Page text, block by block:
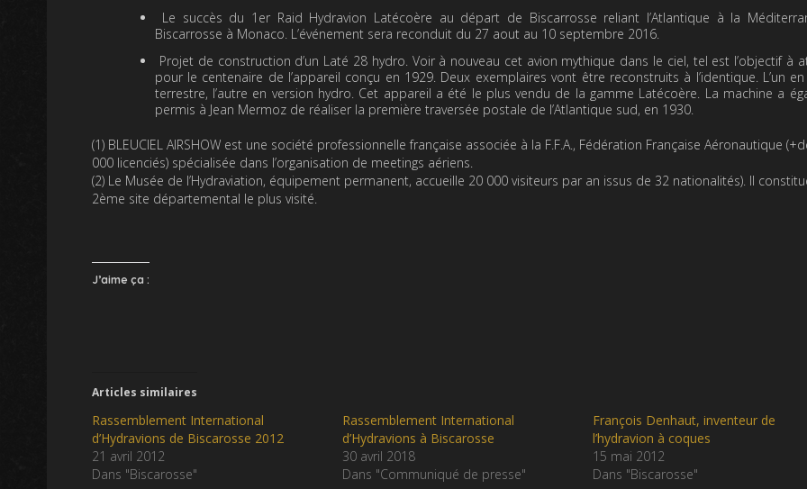
Le succès du 1er Raid Hydravion Latécoère au départ de Biscarrosse reliant l’Atlantique à la
Biscarrosse à Monaco. L’événement sera reconduit du 27 aout au 10 septembre 2016.
Projet de construction d’un Laté 28 hydro. Voir à nouveau cet avion mythique dans le ciel, tel est l’objectif à
pour le centenaire de l’appareil conçu en 1929. Deux exemplaires vont être reconstruits à l’identique. L’un
terrestre, l’autre en version hydro. Cet appareil a été le plus vendu de la gamme Latécoère. La machine a
permis à Jean Mermoz de réaliser la première traversée postale de l’Atlantique sud, en 1930.
(1) BLEUCIEL AIRSHOW est une société professionnelle française associée à la F.F.A., Fédération Française Aéronautique
000 licenciés) spécialisée dans l’organisation de meetings aériens.
(2) Le Musée de l’Hydraviation, équipement permanent, accueille 20 000 visiteurs par an issus de 32 nationalités). Il
2ème site départemental le plus visité.
J’aime ça :
Articles similaires
Rassemblement International
d’Hydravions de Biscarosse 2012
21 avril 2012
Dans "Biscarosse"
Rassemblement International
d’Hydravions à Biscarosse
30 avril 2018
Dans "Communiqué de presse"
François Denhaut, inventeur de
l’hydravion à coques
15 mai 2012
Dans "Biscarosse"